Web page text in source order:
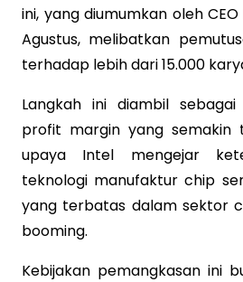
ini, yang diumumkan oleh
Agustus, melibatkan
terhadap lebih dari 15.000
Langkah ini diambil
profit margin yang semakin
upaya Intel mengejar
teknologi manufaktur chip
yang terbatas dalam sektor
booming.
Kebijakan pemangkasan ini